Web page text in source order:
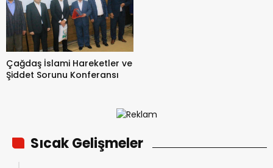
Çağdaş İslami Hareketler ve
Şiddet Sorunu Konferansı
Sıcak Gelişmeler